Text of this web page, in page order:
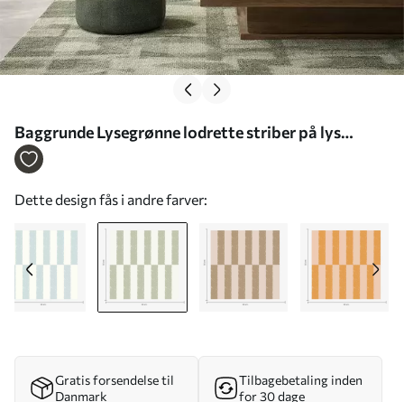
Baggrunde Lysegrønne lodrette striber på lys
baggrund Nr. a01190v1
Dette design fås i andre farver:
Gratis forsendelse til
Danmark
Tilbagebetaling inden
for 30 dage